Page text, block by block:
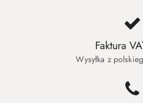
Faktura
Wysyłka z